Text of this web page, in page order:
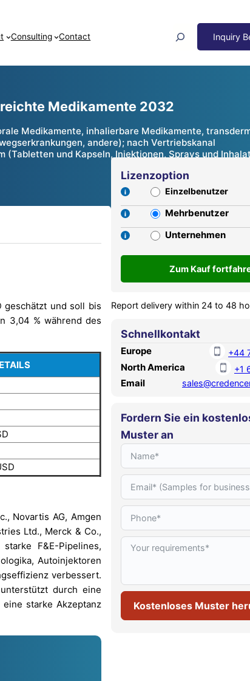
Consulting Contact
Medikamente 2032
Medikamente, inhalierbare Medikamente,
andere); nach Vertriebskanal
und Kapseln, Injektionen, Sprays und
geschätzt und soll bis
3,04 % während des
Novartis AG, Amgen
Ltd., Merck & Co.,
F&E-Pipelines,
Autoinjektoren
verbessert.
durch eine
starke Akzeptanz
Lizenzoption
Einzelbenutzer
Mehrbenutzer
Unternehmen
Report delivery within 24 to 48
Schnellkontakt
Europe +44
North America +1
Email
Fordern Sie ein
Muster an
Kostenloses Muster